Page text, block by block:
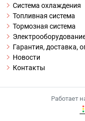
Система охлаждения
Топливная система
Тормозная система
Гарантия, доставка,
Новости
Контакты
Работает